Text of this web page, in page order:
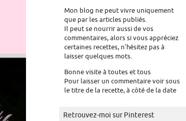
Mon blog ne peut vivre uniquement
que par les articles publiés.
Il peut se nourrir aussi de vos
commentaires, alors si vous appréciez
certaines recettes, n’hésitez pas à
laisser quelques mots.
Bonne visite à toutes et tous
Pour laisser un commentaire voir sous
le titre de la recette, à côté de la date
Retrouvez-moi sur Pinterest